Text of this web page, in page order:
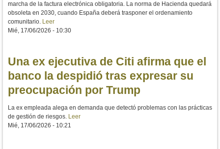
marcha de la factura electrónica obligatoria. La norma de Hacienda quedará
obsoleta en 2030, cuando España deberá trasponer el ordenamiento
comunitario. Leer
Mié, 17/06/2026 - 10:30
Una ex ejecutiva de Citi afirma que el
banco la despidió tras expresar su
preocupación por Trump
La ex empleada alega en demanda que detectó problemas con las prácticas
de gestión de riesgos. Leer
Mié, 17/06/2026 - 10:21